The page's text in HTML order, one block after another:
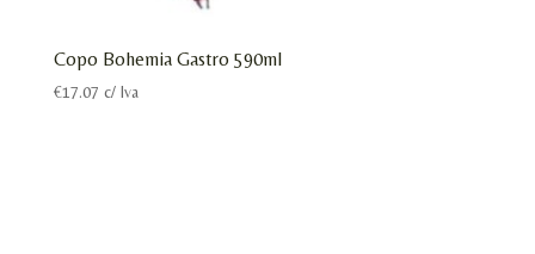
Copo Bohemia Gastro 590ml
€17.07 c/ Iva